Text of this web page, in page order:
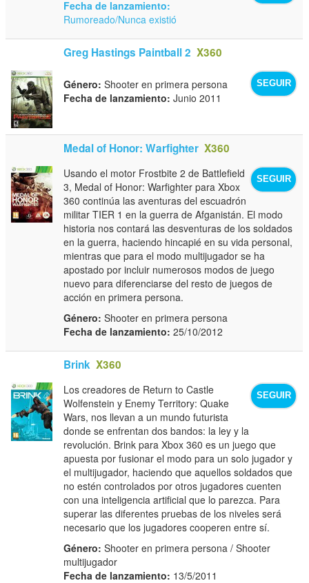
Fecha de lanzamiento:
Rumoreado/Nunca existió
Greg Hastings Paintball 2 X360
SEGUIR
Género: Shooter en primera persona
Fecha de lanzamiento: Junio 2011
Medal of Honor: Warfighter X360
SEGUIR
Usando el motor Frostbite 2 de Battlefield
3, Medal of Honor: Warfighter para Xbox
360 continúa las aventuras del escuadrón
militar TIER 1 en la guerra de Afganistán. El modo
historia nos contará las desventuras de los soldados
en la guerra, haciendo hincapié en su vida personal,
mientras que para el modo multijugador se ha
apostado por incluir numerosos modos de juego
nuevo para diferenciarse del resto de juegos de
acción en primera persona.
Género: Shooter en primera persona
Fecha de lanzamiento: 25/10/2012
Brink X360
SEGUIR
Los creadores de Return to Castle
Wolfenstein y Enemy Territory: Quake
Wars, nos llevan a un mundo futurista
donde se enfrentan dos bandos: la ley y la
revolución. Brink para Xbox 360 es un juego que
apuesta por fusionar el modo para un solo jugador y
el multijugador, haciendo que aquellos soldados que
no estén controlados por otros jugadores cuenten
con una inteligencia artificial que lo parezca. Para
superar las diferentes pruebas de los niveles será
necesario que los jugadores cooperen entre sí.
Género: Shooter en primera persona / Shooter
multijugador
Fecha de lanzamiento: 13/5/2011